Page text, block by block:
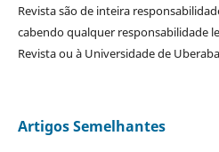
Revista são de inteira
cabendo qualquer responsabilidade
Revista ou à Universidade de
Artigos Semelhantes